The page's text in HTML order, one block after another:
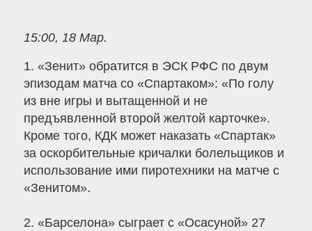
15:00, 18 Мар.
1. «Зенит» обратится в ЭСК РФС по двум
эпизодам матча со «Спартаком»: «По голу
из вне игры и вытащенной и не
предъявленной второй желтой карточке».
Кроме того, КДК может наказать «Спартак»
за оскорбительные кричалки болельщиков и
использование ими пиротехники на матче с
«Зенитом».
2. «Барселона» сыграет с «Осасуной» 27